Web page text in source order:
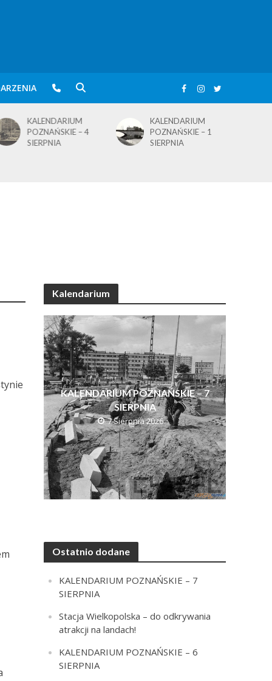
KALENDARIUM
POZNAŃSKIE – 4
SIERPNIA
KALENDARIUM
POZNAŃSKIE – 1
SIERPNIA
Kalendarium
KALENDARIUM POZNAŃSKIE – 7
SIERPNIA
7 Sierpnia 2026
Ostatnio dodane
KALENDARIUM POZNAŃSKIE – 7
SIERPNIA
Stacja Wielkopolska – do odkrywania
atrakcji na landach!
KALENDARIUM POZNAŃSKIE – 6
SIERPNIA